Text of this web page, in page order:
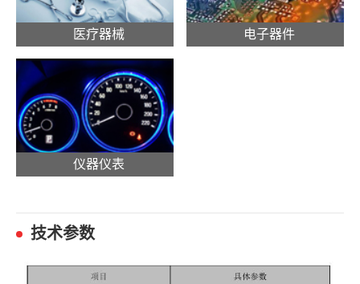
医疗器械 电子器件
仪器仪表
技术参数